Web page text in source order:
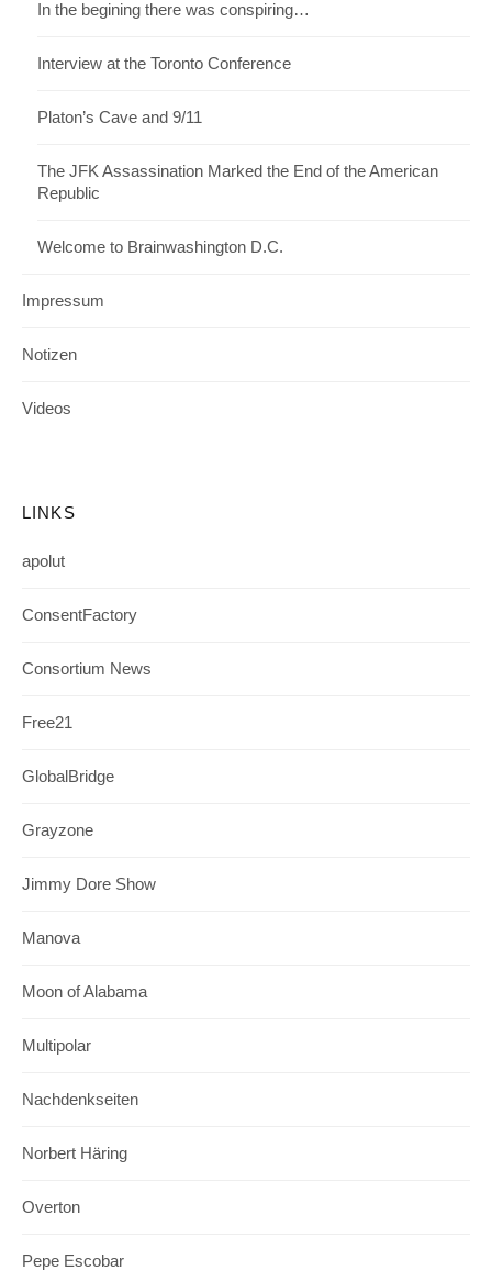
In the begining there was conspiring…
Interview at the Toronto Conference
Platon’s Cave and 9/11
The JFK Assassination Marked the End of the American
Republic
Welcome to Brainwashington D.C.
Impressum
Notizen
Videos
LINKS
apolut
ConsentFactory
Consortium News
Free21
GlobalBridge
Grayzone
Jimmy Dore Show
Manova
Moon of Alabama
Multipolar
Nachdenkseiten
Norbert Häring
Overton
Pepe Escobar